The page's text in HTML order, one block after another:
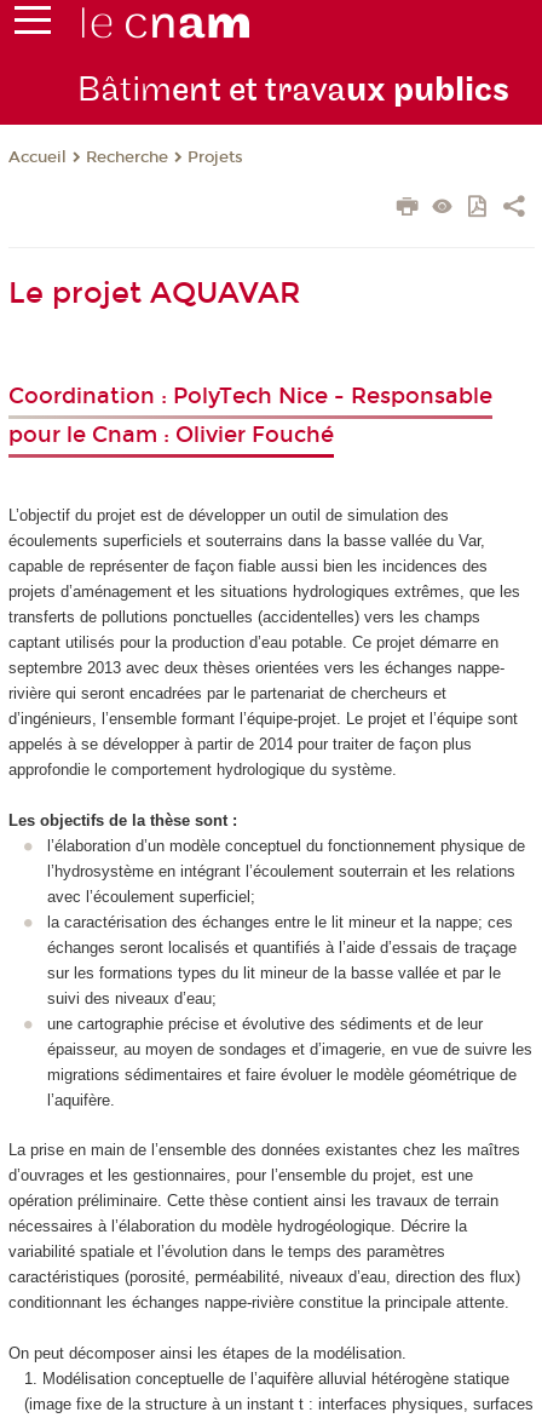
Bâtiment et travaux publics
Accueil Recherche Projets
Le projet AQUAVAR
Coordination : PolyTech Nice - Responsable
pour le Cnam : Olivier Fouché
L’objectif du projet est de développer un outil de simulation des
écoulements superficiels et souterrains dans la basse vallée du Var,
capable de représenter de façon fiable aussi bien les incidences des
projets d’aménagement et les situations hydrologiques extrêmes, que les
transferts de pollutions ponctuelles (accidentelles) vers les champs
captant utilisés pour la production d’eau potable. Ce projet démarre en
septembre 2013 avec deux thèses orientées vers les échanges nappe-
rivière qui seront encadrées par le partenariat de chercheurs et
d’ingénieurs, l’ensemble formant l’équipe-projet. Le projet et l’équipe sont
appelés à se développer à partir de 2014 pour traiter de façon plus
approfondie le comportement hydrologique du système.
Les objectifs de la thèse sont :
l’élaboration d’un modèle conceptuel du fonctionnement physique de
l’hydrosystème en intégrant l’écoulement souterrain et les relations
avec l’écoulement superficiel;
la caractérisation des échanges entre le lit mineur et la nappe; ces
échanges seront localisés et quantifiés à l’aide d’essais de traçage
sur les formations types du lit mineur de la basse vallée et par le
suivi des niveaux d’eau;
une cartographie précise et évolutive des sédiments et de leur
épaisseur, au moyen de sondages et d’imagerie, en vue de suivre les
migrations sédimentaires et faire évoluer le modèle géométrique de
l’aquifère.
La prise en main de l’ensemble des données existantes chez les maîtres
d’ouvrages et les gestionnaires, pour l’ensemble du projet, est une
opération préliminaire. Cette thèse contient ainsi les travaux de terrain
nécessaires à l’élaboration du modèle hydrogéologique. Décrire la
variabilité spatiale et l’évolution dans le temps des paramètres
caractéristiques (porosité, perméabilité, niveaux d’eau, direction des flux)
conditionnant les échanges nappe-rivière constitue la principale attente.
On peut décomposer ainsi les étapes de la modélisation.
Modélisation conceptuelle de l’aquifère alluvial hétérogène statique
(image fixe de la structure à un instant t : interfaces physiques, surfaces